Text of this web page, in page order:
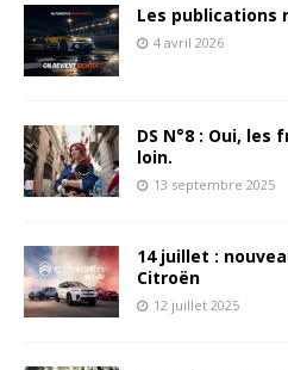
Les
4 avril 2026
DS N°8 : Oui,
loin.
13 septembre 2025
14 juillet :
Citroën
12 juillet 2025